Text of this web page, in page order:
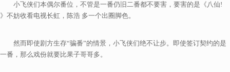
小飞侠们本偶尔番位，不管是一番仍旧二番都不要害，要害的是《八仙!
》不妨收看电视长虹，陈浩 多一个出圈脚色。
然而即使剧方生存“骗番”的情景，小飞侠们绝不让步。即使签订契约的是
一番，那么戏份就要比果子哥哥多。